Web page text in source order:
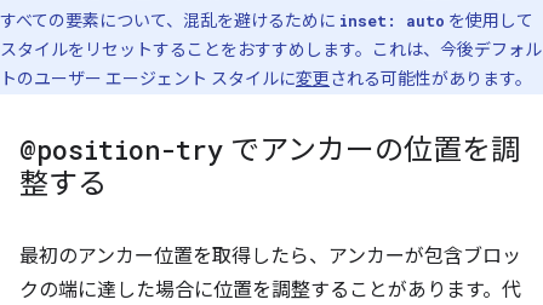
すべての要素について、混乱を避けるために inset: auto を使用して
スタイルをリセットすることをおすすめします。これは、今後デフォル
トのユーザー エージェント スタイルに変更される可能性があります。
@position-try でアンカーの位置を調
整する
最初のアンカー位置を取得したら、アンカーが包含ブロッ
クの端に達した場合に位置を調整することがあります。代